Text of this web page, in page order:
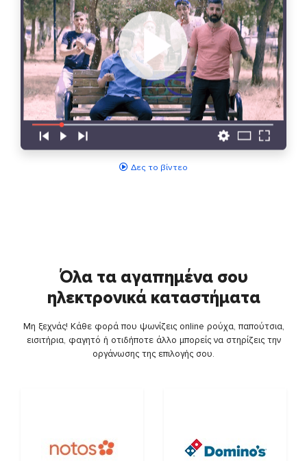
Δες το βίντεο
Όλα τα αγαπημένα σου
ηλεκτρονικά καταστήματα
Μη ξεχνάς! Κάθε φορά που ψωνίζεις online ρούχα, παπούτσια,
εισιτήρια, φαγητό ή οτιδήποτε άλλο μπορείς να στηρίζεις την
οργάνωσης της επιλογής σου.